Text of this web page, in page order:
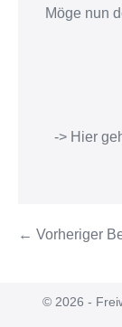
Möge nun
-> Hier
← Vorheriger
© 2026 -